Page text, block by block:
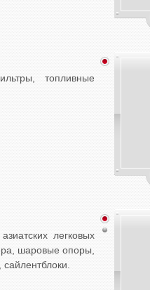
топливные
легковых
шаровые опоры,